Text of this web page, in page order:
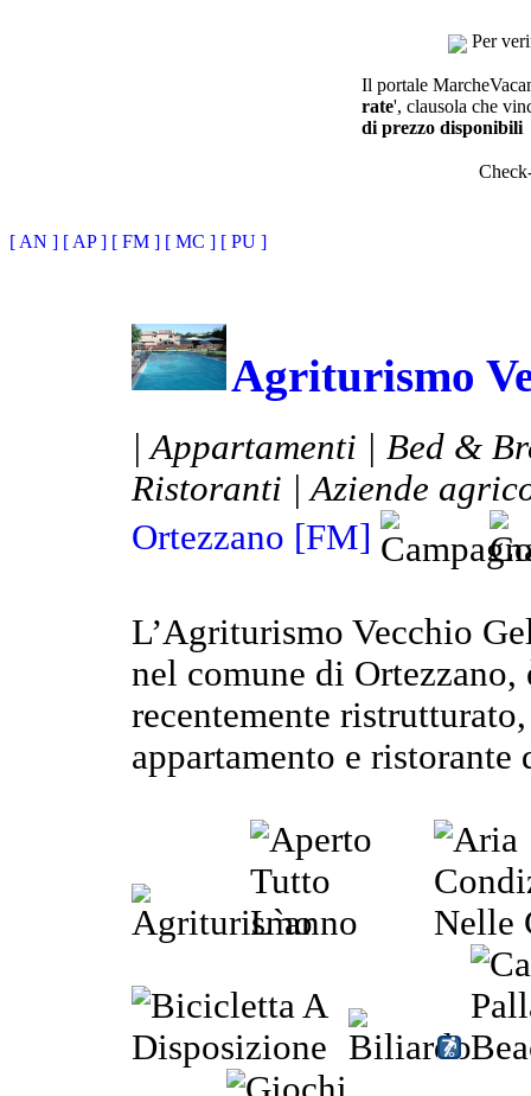
Per
Il portale
rate', clausola che
di prezzo disponibili
[ AN ] [ AP ] [ FM ] [ MC ] [ PU ]
Agriturismo
| Appartamenti | Bed &
Ristoranti | Aziende
Ortezzano [FM]
L’Agriturismo Vecchio
nel comune di Ortezzano,
recentemente
appartamento e ristorante